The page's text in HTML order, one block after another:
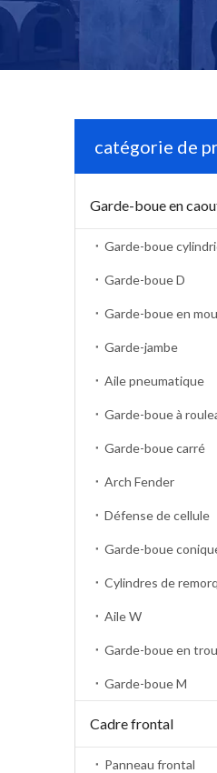
catégorie de
Garde-boue en
Garde-boue
Garde-boue D
Garde-boue en
Garde-jambe
Aile pneumatique
Garde-boue à
Garde-boue carré
Arch Fender
Défense de cellule
Garde-boue
Cylindres de
Aile W
Garde-boue en
Garde-boue M
Cadre frontal
Panneau frontal